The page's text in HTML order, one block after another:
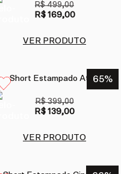
R$ 499,00
R$ 169,00
VER PRODUTO
65%
Short Estampado Atlas
R$ 399,00
R$ 139,00
VER PRODUTO